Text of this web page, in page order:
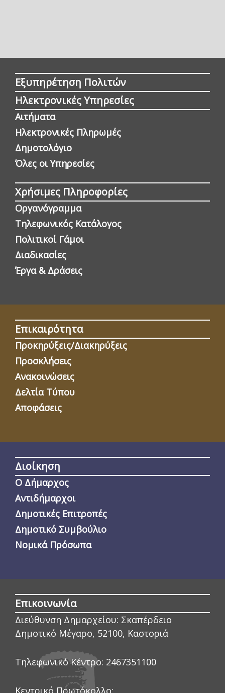
Εξυπηρέτηση Πολιτών
Ηλεκτρονικές Υπηρεσίες
Αιτήματα
Ηλεκτρονικές Πληρωμές
Δημοτολόγιο
Όλες οι Yπηρεσίες
Χρήσιμες Πληροφορίες
Οργανόγραμμα
Τηλεφωνικός Κατάλογος
Πολιτικοί Γάμοι
Διαδικασίες
Έργα & Δράσεις
Επικαιρότητα
Προκηρύξεις/Διακηρύξεις
Προσκλήσεις
Ανακοινώσεις
Δελτία Τύπου
Αποφάσεις
Διοίκηση
Ο Δήμαρχος
Αντιδήμαρχοι
Δημοτικές Επιτροπές
Δημοτικό Συμβούλιο
Νομικά Πρόσωπα
Επικοινωνία
Διεύθυνση Δημαρχείου: Σκαπέρδειο
Δημοτικό Μέγαρο, 52100, Καστοριά
Τηλεφωνικό Κέντρο: 2467351100